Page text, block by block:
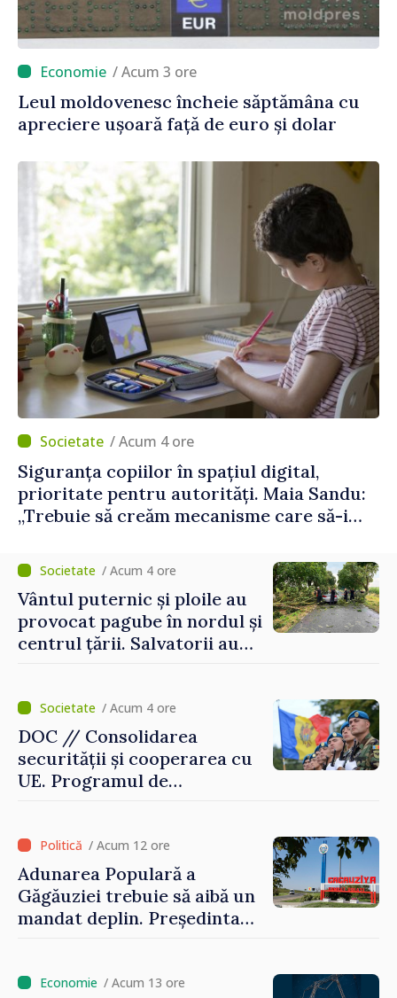
/ Acum 3 ore
Leul moldovenesc încheie săptămâna cu
apreciere ușoară față de euro și dolar
/ Acum 4 ore
Siguranța copiilor în spațiul digital,
prioritate pentru autorități. Maia Sandu:
„Trebuie să creăm mecanisme care să-i
/ Acum 4 ore
Vântul puternic și ploile au
provocat pagube în nordul și
centrul țării. Salvatorii au
/ Acum 4 ore
DOC // Consolidarea
securității și cooperarea cu
UE. Programul de
perioada 2024–2034,
publicat în Monitorul Oficial
/ Acum 12 ore
Adunarea Populară a
Găgăuziei trebuie să aibă un
mandat deplin. Președinta
/ Acum 13 ore